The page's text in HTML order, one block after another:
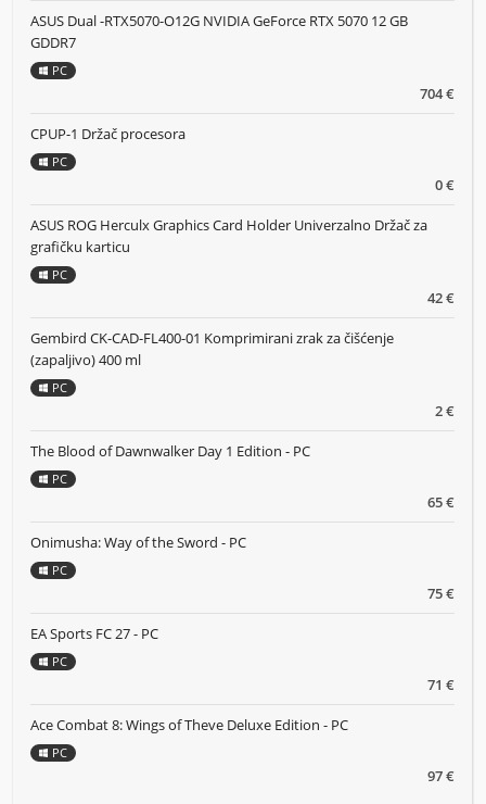
704 €
ASUS Dual -RTX5070-O12G NVIDIA GeForce RTX 5070 12 GB
GDDR7
PC
0 €
CPUP-1 Držač procesora
PC
42 €
ASUS ROG Herculx Graphics Card Holder Univerzalno Držač za
grafičku karticu
PC
2 €
Gembird CK-CAD-FL400-01 Komprimirani zrak za čišćenje
(zapaljivo) 400 ml
PC
65 €
The Blood of Dawnwalker Day 1 Edition - PC
PC
75 €
Onimusha: Way of the Sword - PC
PC
71 €
EA Sports FC 27 - PC
PC
97 €
Ace Combat 8: Wings of Theve Deluxe Edition - PC
PC